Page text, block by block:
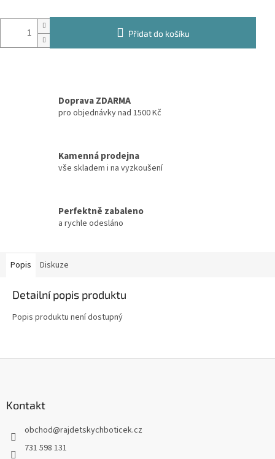
Přidat do košíku
Doprava ZDARMA
pro objednávky nad 1500 Kč
Kamenná prodejna
vše skladem i na vyzkoušení
Perfektně zabaleno
a rychle odesláno
Popis Diskuze
Detailní popis produktu
Popis produktu není dostupný
Kontakt
obchod@rajdetskychboticek.cz
731 598 131